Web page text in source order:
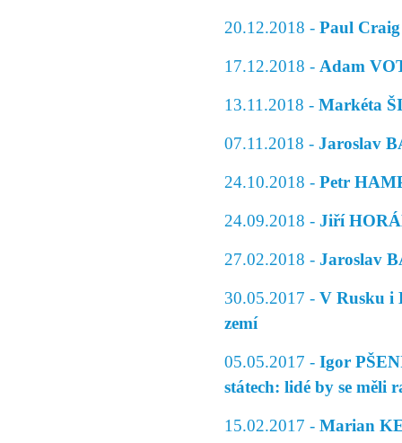
20.12.2018 - Paul
17.12.2018 - Adam
13.11.2018 - Markéta
07.11.2018 - Jaroslav
24.10.2018 - Petr
24.09.2018 - Jiří
27.02.2018 - Jaroslav
30.05.2017 - V Rusku i
zemí
05.05.2017 - Igor
státech: lidé by se měli
15.02.2017 - Marian